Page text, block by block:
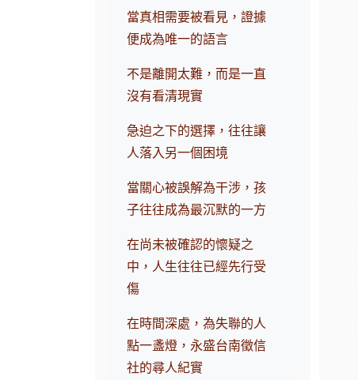
當真相需要被看見，證據
便成為唯一的語言
不是離開太難，而是一直
沒有看清現實
急迫之下的選擇，往往讓
人落入另一個困境
當關心被誤解為干涉，孩
子往往成為最沉默的一方
在尚未被確認的懷疑之
中，人生往往已經先行受
傷
在時間深處，為失聯的人
點一盞燈，永盛台南徵信
社的尋人紀實